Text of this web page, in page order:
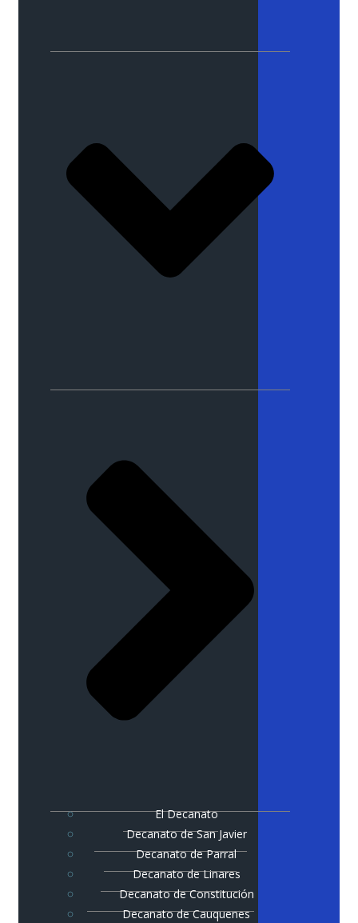
El Decanato
Decanato de San Javier
Decanato de Parral
Decanato de Linares
Decanato de Constitución
Decanato de Cauquenes